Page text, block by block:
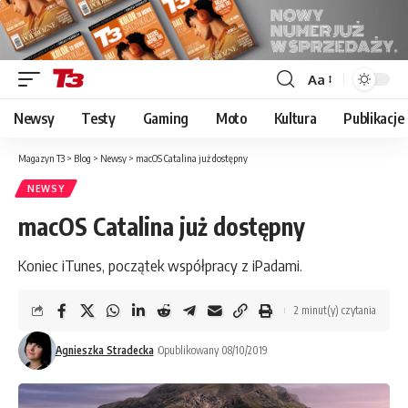
Font
Resizer
Aa
Newsy Testy Gaming Moto Kultura Publikacje
Magazyn T3 > Blog > Newsy > macOS Catalina już dostępny
NEWSY
macOS Catalina już dostępny
Koniec iTunes, początek współpracy z iPadami.
Agnieszka Stradecka Opublikowany 08/10/2019
2 minut(y) czytania